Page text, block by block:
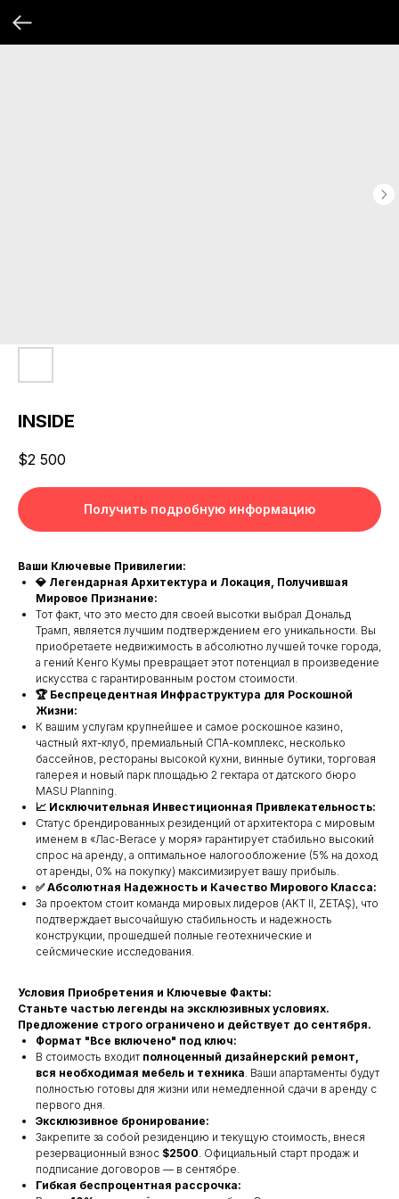
INSIDE
$2 500
Получить подробную информацию
Ваши Ключевые Привилегии:
💎 Легендарная Архитектура и Локация, Получившая
Мировое Признание:
Тот факт, что это место для своей высотки выбрал Дональд
Трамп, является лучшим подтверждением его уникальности. Вы
приобретаете недвижимость в абсолютно лучшей точке города,
а гений Кенго Кумы превращает этот потенциал в произведение
искусства с гарантированным ростом стоимости.
🏆 Беспрецедентная Инфраструктура для Роскошной
Жизни:
К вашим услугам крупнейшее и самое роскошное казино,
частный яхт-клуб, премиальный СПА-комплекс, несколько
бассейнов, рестораны высокой кухни, винные бутики, торговая
галерея и новый парк площадью 2 гектара от датского бюро
MASU Planning.
📈 Исключительная Инвестиционная Привлекательность:
Статус брендированных резиденций от архитектора с мировым
именем в «Лас-Вегасе у моря» гарантирует стабильно высокий
спрос на аренду, а оптимальное налогообложение (5% на доход
от аренды, 0% на покупку) максимизирует вашу прибыль.
✅ Абсолютная Надежность и Качество Мирового Класса:
За проектом стоит команда мировых лидеров (AKT II, ZETAŞ), что
подтверждает высочайшую стабильность и надежность
конструкции, прошедшей полные геотехнические и
сейсмические исследования.
Условия Приобретения и Ключевые Факты:
Станьте частью легенды на эксклюзивных условиях.
Предложение строго ограничено и действует до сентября.
Формат "Все включено" под ключ:
В стоимость входит полноценный дизайнерский ремонт,
вся необходимая мебель и техника . Ваши апартаменты будут
полностью готовы для жизни или немедленной сдачи в аренду с
первого дня.
Эксклюзивное бронирование:
Закрепите за собой резиденцию и текущую стоимость, внеся
резервационный взнос $2500 . Официальный старт продаж и
подписание договоров — в сентябре.
Гибкая беспроцентная рассрочка: